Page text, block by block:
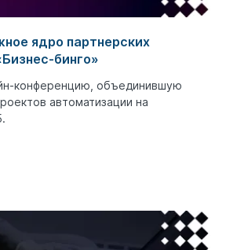
ядро партнерских
бинго»
конференцию, объединившую
автоматизации на